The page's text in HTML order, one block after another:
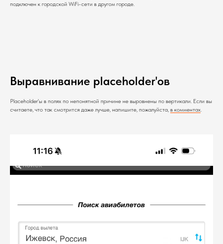
подключен к городской WiFi-сети в другом городе.
Выравнивание placeholder'ов
Placeholder'ы в полях по непонятной причине не выровнены по вертикали. Если вы
считаете, что так смотрится даже лучше, напишите, пожалуйста, в комментах.